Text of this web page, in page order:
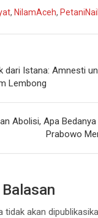
, NilamAceh,
dari Istana: Amnesti
Lembong
Abolisi, Apa
Prabowo
tidak akan